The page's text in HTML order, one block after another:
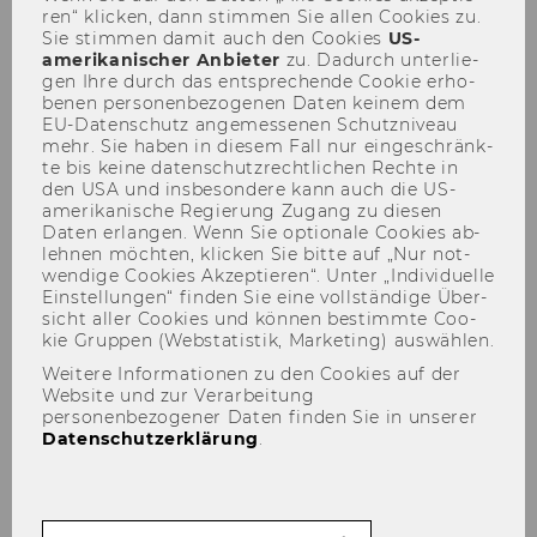
Lampe Markus
ren“ kli­cken, dann stim­men Sie allen Coo­kies zu.
Sie stim­men damit auch den Coo­kies US-​
amerikanischer An­bie­ter zu. Da­durch un­ter­lie­
gen Ihre durch das ent­spre­chen­de Coo­kie er­ho­
be­nen per­so­nen­be­zo­ge­nen Daten kei­nem dem
EU-​Datenschutz an­ge­mes­se­nen Schutz­ni­veau
mehr. Sie haben in die­sem Fall nur ein­ge­schränk­
te bis keine da­ten­schutz­recht­li­chen Rech­te in
den USA und ins­be­son­de­re kann auch die US-​
amerikanische Re­gie­rung Zu­gang zu die­sen
Daten er­lan­gen. Wenn Sie op­tio­na­le Coo­kies ab­
leh­nen möch­ten, kli­cken Sie bitte auf „Nur not­
wen­di­ge Coo­kies Ak­zep­tie­ren“. Unter „In­di­vi­du­el­le
Ein­stel­lun­gen“ fin­den Sie eine voll­stän­di­ge Über­
sicht aller Coo­kies und kön­nen be­stimm­te Coo­
kie Grup­pen (Web­sta­tis­tik, Mar­ke­ting) aus­wäh­len.
Weitere Informationen zu den Cookies auf der
Website und zur Verarbeitung
personenbezogener Daten finden Sie in unserer
Datenschutzerklärung.